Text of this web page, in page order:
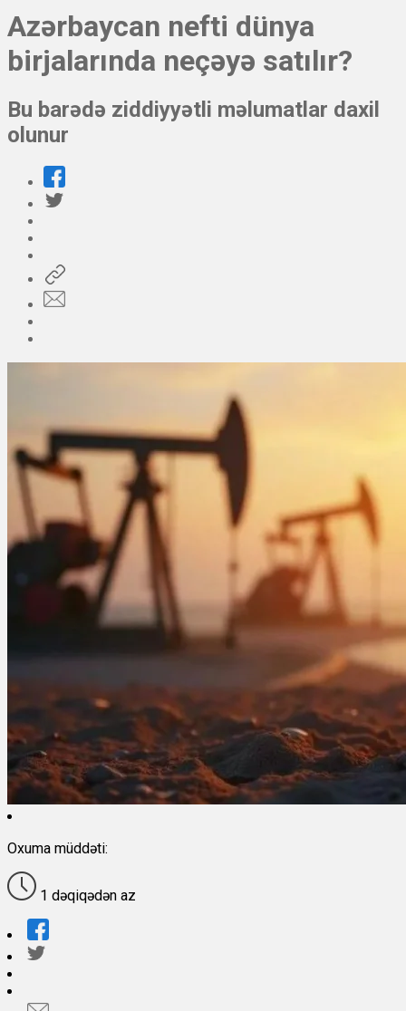
Azərbaycan nefti dünya
birjalarında neçəyə satılır?
Bu barədə ziddiyyətli məlumatlar daxil
olunur
Oxuma müddəti:
1 dəqiqədən az